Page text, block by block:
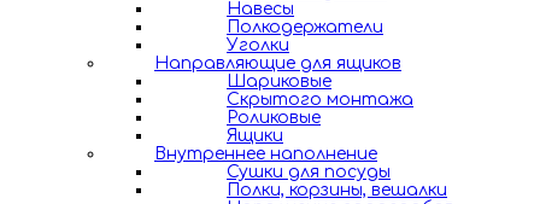
Навесы
Полкодержатели
Уголки
Направляющие для ящиков
Шариковые
Скрытого монтажа
Роликовые
Ящики
Внутреннее наполнение
Сушки для посуды
Полки, корзины, вешалки